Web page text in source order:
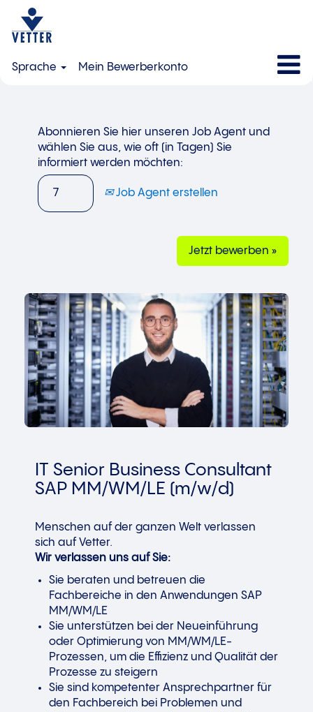
Sprache Mein Bewerberkonto
Abonnieren Sie hier unseren Job Agent und
wählen Sie aus, wie oft (in Tagen) Sie
informiert werden möchten:
Job Agent erstellen
Jetzt bewerben »
IT Senior Business Consultant
SAP MM/WM/LE (m/w/d)
Menschen auf der ganzen Welt verlassen
sich auf Vetter.
Wir verlassen uns auf Sie:
Sie beraten und betreuen die
Fachbereiche in den Anwendungen SAP
MM/WM/LE
Sie unterstützen bei der Neueinführung
oder Optimierung von MM/WM/LE-
Prozessen, um die Effizienz und Qualität der
Prozesse zu steigern
Sie sind kompetenter Ansprechpartner für
den Fachbereich bei Problemen und